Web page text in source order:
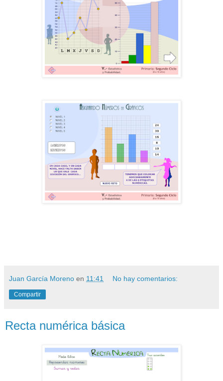
Juan García Moreno en 11:41 No hay comentarios:
Compartir
Recta numérica básica